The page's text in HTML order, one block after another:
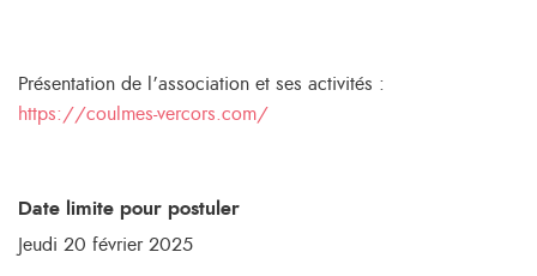
Présentation de l’association et ses activités :
https://coulmes-vercors.com/
Date limite pour postuler
Jeudi 20 février 2025